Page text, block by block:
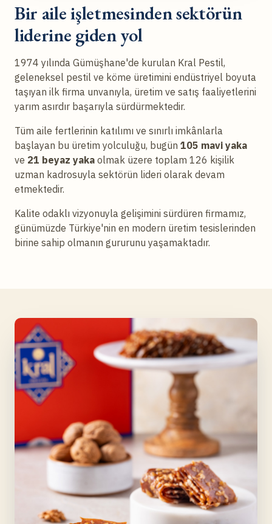
Bir aile işletmesinden sektörün
liderine giden yol
1974 yılında Gümüşhane'de kurulan Kral Pestil,
geleneksel pestil ve köme üretimini endüstriyel boyuta
taşıyan ilk firma unvanıyla, üretim ve satış faaliyetlerini
yarım asırdır başarıyla sürdürmektedir.
Tüm aile fertlerinin katılımı ve sınırlı imkânlarla
başlayan bu üretim yolculuğu, bugün 105 mavi yaka
ve 21 beyaz yaka olmak üzere toplam 126 kişilik
uzman kadrosuyla sektörün lideri olarak devam
etmektedir.
Kalite odaklı vizyonuyla gelişimini sürdüren firmamız,
günümüzde Türkiye'nin en modern üretim tesislerinden
birine sahip olmanın gururunu yaşamaktadır.